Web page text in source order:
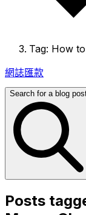
Tag: How
網誌匯款
Search for a blog
Posts